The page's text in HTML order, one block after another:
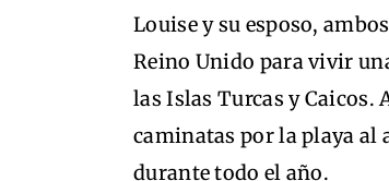
Louise y su esposo,
Reino Unido para vivir
las Islas Turcas y
caminatas por la playa al
durante todo el año.